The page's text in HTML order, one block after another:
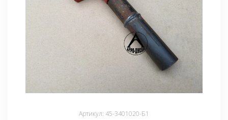
Артикул: 45-3401020-Б1